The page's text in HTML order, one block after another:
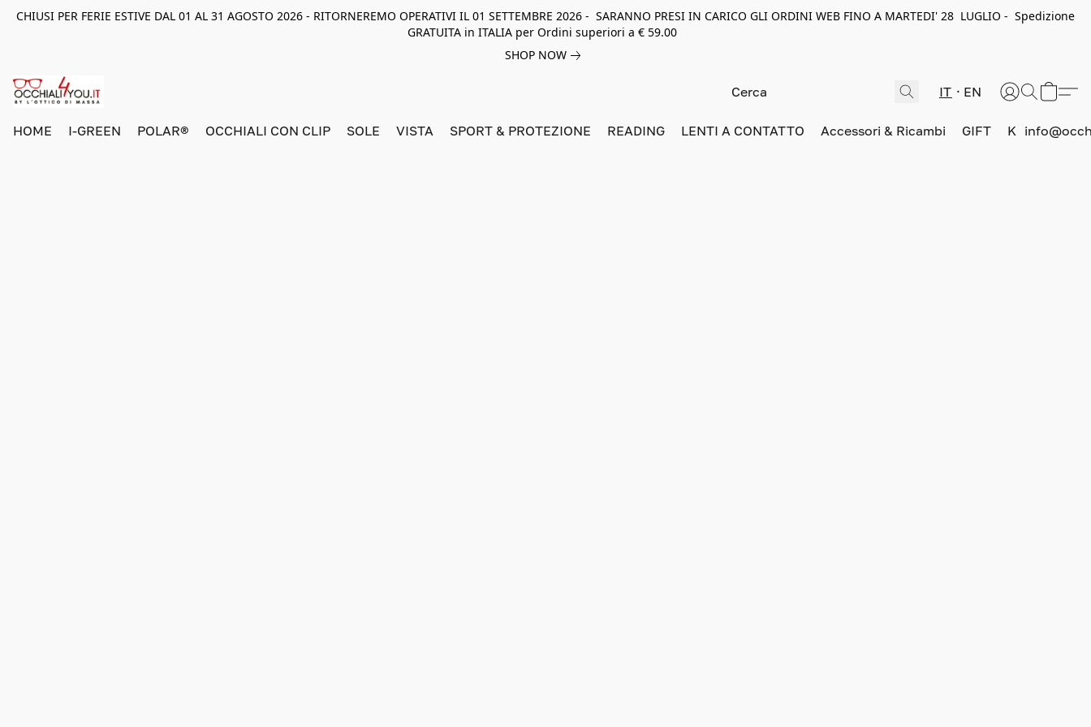
CHIUSI PER FERIE ESTIVE DAL 01 AL 31 AGOSTO 2026 - RITORNEREMO OPERATIVI IL 01 SETTEMBRE 2026 - SARANNO PRESI IN CARICO GLI ORDINI WEB FINO A MARTEDI' 28 LUGLIO - Spedizione
GRATUITA in ITALIA per Ordini superiori a € 59.00
SHOP NOW
IT EN
HOME I-GREEN POLAR® OCCHIALI CON CLIP SOLE VISTA SPORT & PROTEZIONE READING LENTI A CONTATTO Accessori & Ricambi GIFT K